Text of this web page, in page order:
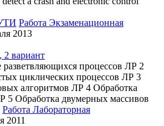
Работа Экзаменационная
2013
2 вариант
процессов ЛР 2
циклических процессов ЛР 3
алгоритмов ЛР 4 Обработка
5 Обработка двумерных массивов
Работа Лабораторная
2011